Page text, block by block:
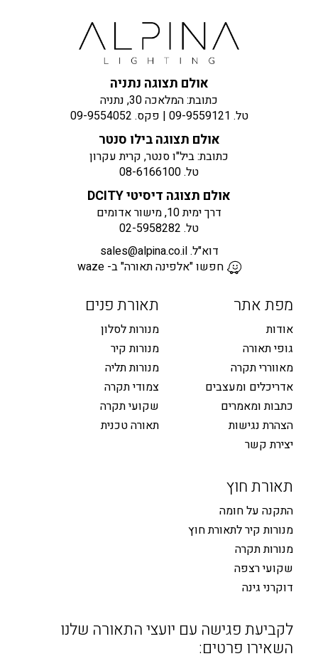
אולם תצוגה נתניה
כתובת: המלאכה 30, נתניה
טל. 09-9559121 | פקס. 09-9554052
אולם תצוגה בילו סנטר
כתובת: ביל"ו סנטר, קרית עקרון
טל.08-6166100
אולם תצוגה דיסיטי DCITY
דרך ימית 10, מישור אדומים
טל. 02-5958282
דוא"ל.sales@alpina.co.il
חפשו "אלפינה תאורה" ב- waze
מפת אתר
אודות
גופי תאורה
מאווררי תקרה
אדריכלים ומעצבים
כתבות ומאמרים
הצהרת נגישות
יצירת קשר
תאורת פנים
מנורות לסלון
מנורות קיר
מנורות תליה
צמודי תקרה
שקועי תקרה
תאורה טכנית
תאורת חוץ
התקנה על חומה
מנורות קיר לתאורת חוץ
מנורות תקרה
שקועי רצפה
דוקרני גינה
לקביעת פגישה עם יועצי התאורה שלנו
השאירו פרטים: